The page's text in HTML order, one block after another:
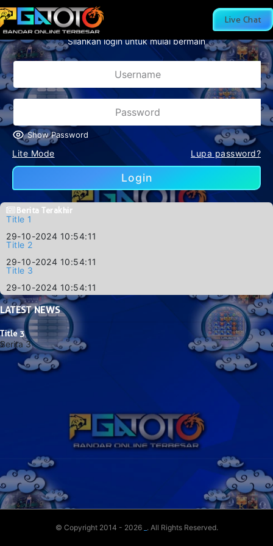
Live Chat
TERBESAR DAN RESMI DI DI INDONESIA
Silahkan login untuk mulai bermain
Show Password
Lite Mode Lupa password?
Login
Berita Terakhir
Title 1
29-10-2024 10:54:11
Title 2
29-10-2024 10:54:11
Title 3
29-10-2024 10:54:11
LATESTNEWS
Title 3
Berita 3
© Copyright 2014 - 2026 . All Rights Reserved.